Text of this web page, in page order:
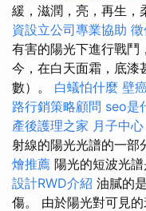
緩，滋潤，亮，再生，
資設立公司專業協助
有害的陽光下進行戰鬥
今，在白天面霜，底漆
數）。 白蟻怕什麼 壁
路行銷策略顧問 seo是
產後護理之家 月子中心
射線的陽光光譜的一部
燴推薦 陽光的短波光
設計RWD介紹 油膩的
傷。 由於陽光對可見